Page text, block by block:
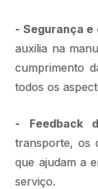
- Segurança e
auxilia na
cumprimento
todos os
- Feedback
transporte, os
que ajudam a
serviço.